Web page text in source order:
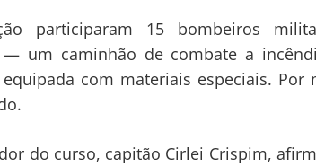
participaram 15 bombeiros
— um caminhão de combate a
com materiais especiais.
do curso, capitão Cirlei Crispim,